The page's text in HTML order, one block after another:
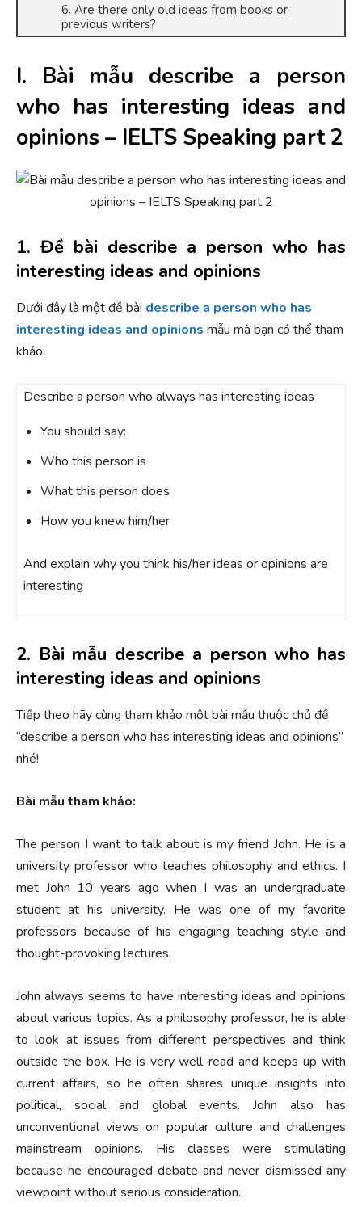
6. Are there only old ideas from books or
previous writers?
I. Bài mẫu describe a person
who has interesting ideas and
opinions – IELTS Speaking part 2
1. Đề bài describe a person who has
interesting ideas and opinions
Dưới đây là một đề bài describe a person who has
interesting ideas and opinions mẫu mà bạn có thể tham
khảo:
Describe a person who always has interesting ideas
You should say:
Who this person is
What this person does
How you knew him/her
And explain why you think his/her ideas or opinions are
interesting
2. Bài mẫu describe a person who has
interesting ideas and opinions
Tiếp theo hãy cùng tham khảo một bài mẫu thuộc chủ đề
“describe a person who has interesting ideas and opinions”
nhé!
Bài mẫu tham khảo:
The person I want to talk about is my friend John. He is a
university professor who teaches philosophy and ethics. I
met John 10 years ago when I was an undergraduate
student at his university. He was one of my favorite
professors because of his engaging teaching style and
thought-provoking lectures.
John always seems to have interesting ideas and opinions
about various topics. As a philosophy professor, he is able
to look at issues from different perspectives and think
outside the box. He is very well-read and keeps up with
current affairs, so he often shares unique insights into
political, social and global events. John also has
unconventional views on popular culture and challenges
mainstream opinions. His classes were stimulating
because he encouraged debate and never dismissed any
viewpoint without serious consideration.